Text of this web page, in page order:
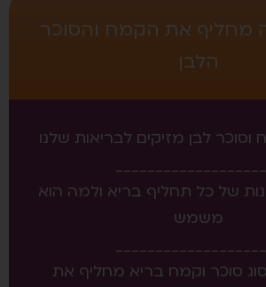
מחליף את הקמח והסוכר
הלבן
לבן מזיקים לבריאות שלנו
של כל תחליף בריא ולמה הוא
משמש
סוכר וקמח בריא מחליף את